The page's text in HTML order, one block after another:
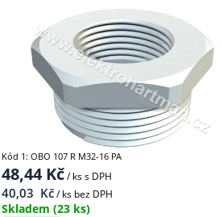
48,44Kč/ kss DPH
40,03 Kč/ ks bez DPH
Skladem (23 ks)
Kód 1: OBO 107 R M32-16 PA